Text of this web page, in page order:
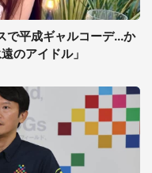
で平成ギャルコーデ...か
のアイドル」